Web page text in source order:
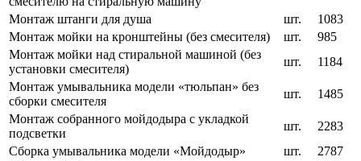
Монтаж штанги для душа
шт.
1083
Монтаж мойки на кронштейны (без смесителя)
шт.
985
Монтаж мойки над стиральной машиной (без
установки смесителя)
шт.
1184
Монтаж умывальника модели «тюльпан» без
сборки смесителя
шт.
1485
Монтаж собранного мойдодыра с укладкой
подсветки
шт.
2283
Сборка умывальника модели «Мойдодыр»
шт.
2787